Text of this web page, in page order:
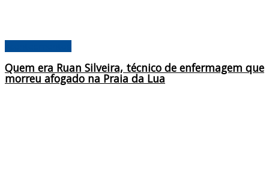
Quem era Ruan Silveira, técnico de enfermagem que
morreu afogado na Praia da Lua